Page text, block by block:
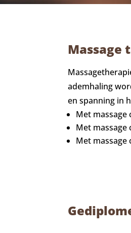
Massage
ademhaling
en spanning in
Met massage
Met massage
Met